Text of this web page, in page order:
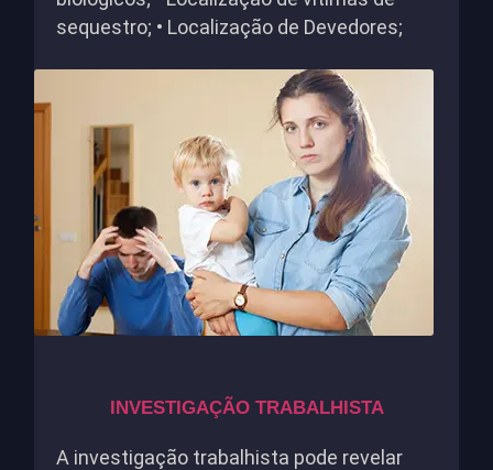
sequestro; • Localização de Devedores;
INVESTIGAÇÃO TRABALHISTA
A investigação trabalhista pode revelar